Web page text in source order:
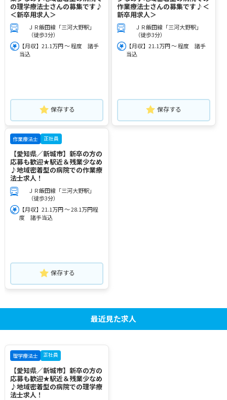
の理学療法士さんの募集です♪
＜新卒用求人＞
ＪＲ飯田線「三河大野駅」
（徒歩3分）
【月収】21.1万円 ～ 程度 諸手
当込
保存する
作業療法士さんの募集です♪＜
新卒用求人＞
ＪＲ飯田線「三河大野駅」
（徒歩3分）
【月収】21.1万円 ～ 程度 諸手
当込
保存する
作業療法士 正社員
【愛知県／新城市】新卒の方の
応募も歓迎★駅近＆残業少なめ
♪地域密着型の病院での作業療
法士求人！
ＪＲ飯田線「三河大野駅」
（徒歩3分）
【月収】21.1万円 ～ 28.1万円程
度 諸手当込
保存する
最近見た求人
理学療法士 正社員
【愛知県／新城市】新卒の方の
応募も歓迎★駅近＆残業少なめ
♪地域密着型の病院での理学療
法士求人！